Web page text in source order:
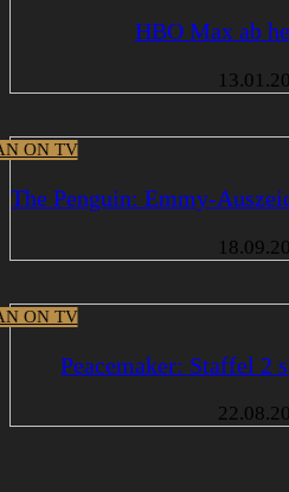
HBO Max ab
ON TV
The Penguin: Emmy-
ON TV
Peacemaker: Staffel 2